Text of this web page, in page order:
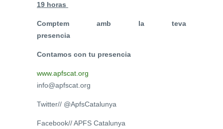
19 horas
Comptem amb la teva
presencia
Contamos con tu presencia
www.apfscat.org
info@apfscat.org
Twitter// @ApfsCatalunya
Facebook// APFS Catalunya